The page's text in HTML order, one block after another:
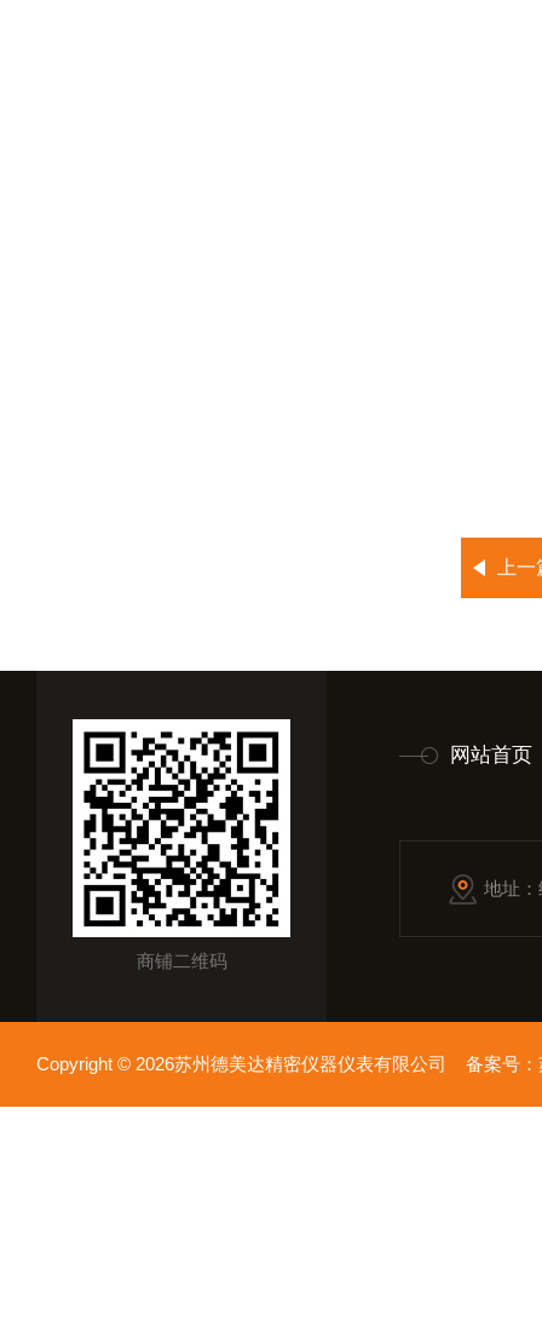
上
商铺二维码
网站首页
地址
Copyright © 2026苏州德美达精密仪器仪表有限公司 备案号：